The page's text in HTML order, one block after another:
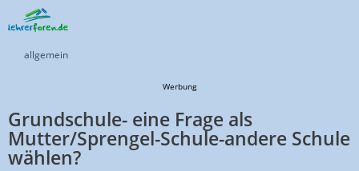
allgemein
Werbung
Grundschule- eine Frage als
Mutter/Sprengel-Schule-andere Schule
wählen?